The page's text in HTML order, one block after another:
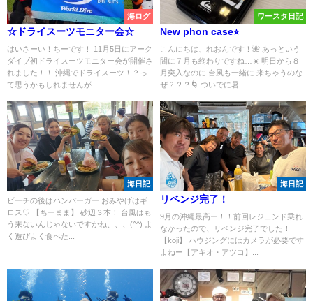
海ログ
☆ドライスーツモニター会☆
はいさーい！ちーです！ 11月5日にアーク
ダイブ初ドライスーツモニター会が開催さ
れました！！ 沖縄でドライスーツ！？っ
て思うかもしれませんが...
ワースタ日記
New phon case⭐︎
こんにちは、れおんです！🌺 あっという
間に７月も終わりですね…☀️ 明日から８
月突入なのに 台風も一緒に 来ちゃうのな
ぜ？？？🌀 ついでに暑...
海日記
ビーチの後はハンバーガー おみやげはギ
ロス♡ 【ちーまま】 砂辺３本！ 台風はも
う来ないんじゃないですかね、、、(^^) よ
く遊びよく食べた...
海日記
リベンジ完了！
9月の沖縄最高ー！！前回レジェンド乗れ
なかったので、リベンジ完了でした！
【koji】 ハウジングにはカメラが必要です
よねー【アキオ・アツコ】...